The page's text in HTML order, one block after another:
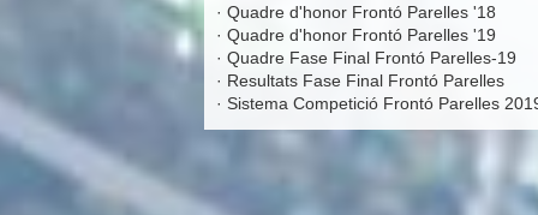
· Quadre d'honor Frontó Parelles '18
· Quadre d'honor Frontó Parelles '19
· Quadre Fase Final Frontó Parelles-19
· Resultats Fase Final Frontó Parelles
· Sistema Competició Frontó Parelles